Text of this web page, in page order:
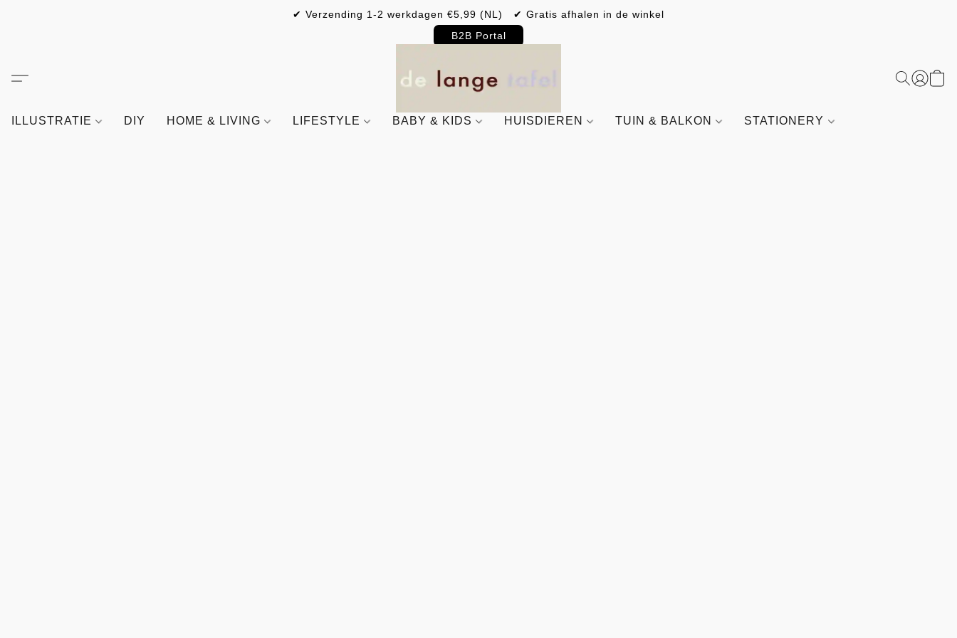
✔ Verzending 1-2 werkdagen €5,99 (NL) ✔ Gratis afhalen in de winkel
B2B Portal
ILLUSTRATIE DIY HOME & LIVING LIFESTYLE BABY & KIDS HUISDIEREN TUIN & BALKON STATIONERY